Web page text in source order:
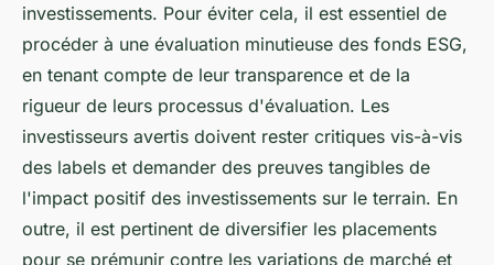
investissements. Pour éviter cela, il est essentiel de
procéder à une évaluation minutieuse des fonds ESG,
en tenant compte de leur transparence et de la
rigueur de leurs processus d'évaluation. Les
investisseurs avertis doivent rester critiques vis-à-vis
des labels et demander des preuves tangibles de
l'impact positif des investissements sur le terrain. En
outre, il est pertinent de diversifier les placements
pour se prémunir contre les variations de marché et